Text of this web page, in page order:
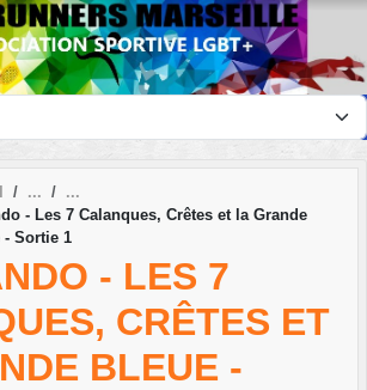
- Les 7 Calanques, Crêtes et la Grande
- Sortie 1
- LES 7
CRÊTES ET
BLEUE -
des cookies